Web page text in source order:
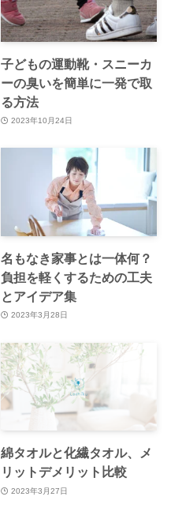
子どもの運動靴・スニーカ
ーの臭いを簡単に一発で取
る方法
2023年10月24日
名もなき家事とは一体何？
負担を軽くするための工夫
とアイデア集
2023年3月28日
綿タオルと化繊タオル、メ
リットデメリット比較
2023年3月27日